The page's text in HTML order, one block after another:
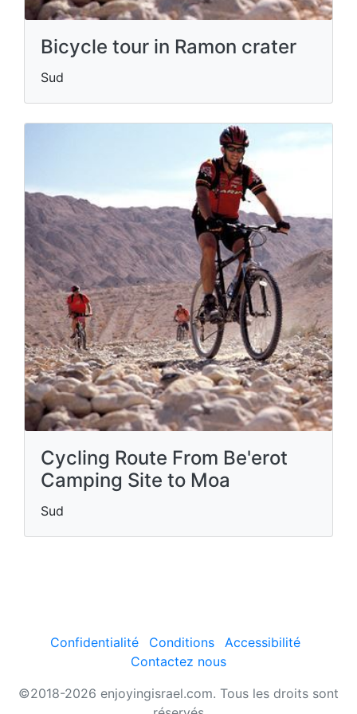
Bicycle tour in Ramon crater
Sud
Cycling Route From Be'erot
Camping Site to Moa
Sud
Confidentialité Conditions
Accessibilité
Contactez nous
©2018-2026 enjoyingisrael.com. Tous les droits sont